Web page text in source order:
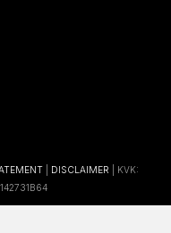
DISCLAIMER | KVK: